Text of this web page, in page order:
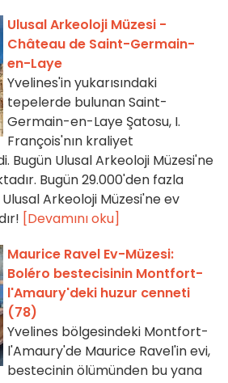
Ulusal Arkeoloji Müzesi -
Château de Saint-Germain-
en-Laye
Yvelines'in yukarısındaki
tepelerde bulunan Saint-
Germain-en-Laye Şatosu, I.
François'nın kraliyet
Bugün Ulusal Arkeoloji Müzesi'ne
Bugün 29.000'den fazla
Arkeoloji Müzesi'ne ev
[Devamını oku]
Maurice Ravel Ev-Müzesi:
Boléro bestecisinin Montfort-
l'Amaury'deki huzur cenneti
(78)
Yvelines bölgesindeki Montfort-
l'Amaury'de Maurice Ravel'in evi,
bestecinin ölümünden bu yana